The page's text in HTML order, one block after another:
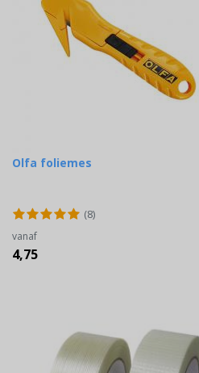
Olfa foliemes
(8)
vanaf
4,75